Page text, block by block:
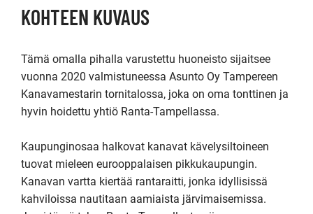
KOHTEEN KUVAUS
Tämä omalla pihalla varustettu huoneisto sijaitsee
vuonna 2020 valmistuneessa Asunto Oy Tampereen
Kanavamestarin tornitalossa, joka on oma tonttinen ja
hyvin hoidettu yhtiö Ranta-Tampellassa.
Kaupunginosaa halkovat kanavat kävelysiltoineen
tuovat mieleen eurooppalaisen pikkukaupungin.
Kanavan vartta kiertää rantaraitti, jonka idyllisissä
kahviloissa nautitaan aamiaista järvimaisemissa.